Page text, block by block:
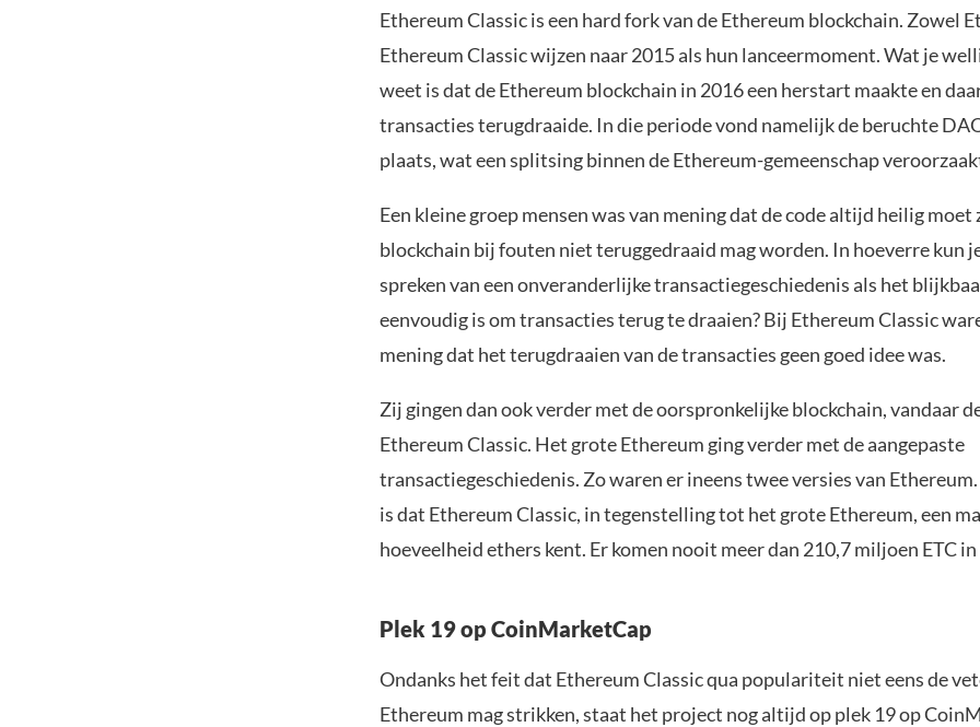
Ethereum Classic is een hard fork van de Ethereum blockchain. Zowel
Ethereum Classic wijzen naar 2015 als hun lanceermoment. Wat je
weet is dat de Ethereum blockchain in 2016 een herstart maakte en
transacties terugdraaide. In die periode vond namelijk de beruchte
plaats, wat een splitsing binnen de Ethereum-gemeenschap
Een kleine groep mensen was van mening dat de code altijd heilig moet
blockchain bij fouten niet teruggedraaid mag worden. In hoeverre kun
spreken van een onveranderlijke transactiegeschiedenis als het
eenvoudig is om transacties terug te draaien? Bij Ethereum Classic
mening dat het terugdraaien van de transacties geen goed idee was.
Zij gingen dan ook verder met de oorspronkelijke blockchain, vandaar
Ethereum Classic. Het grote Ethereum ging verder met de aangepaste
transactiegeschiedenis. Zo waren er ineens twee versies van
is dat Ethereum Classic, in tegenstelling tot het grote Ethereum, een
hoeveelheid ethers kent. Er komen nooit meer dan 210,7 miljoen ETC
Plek 19 op CoinMarketCap
Ondanks het feit dat Ethereum Classic qua populariteit niet eens de
Ethereum mag strikken, staat het project nog altijd op plek 19 op